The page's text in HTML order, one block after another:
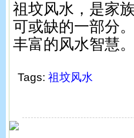
祖坟风水，是家
可或缺的一部分
丰富的风水智慧。
Tags: 祖坟风水